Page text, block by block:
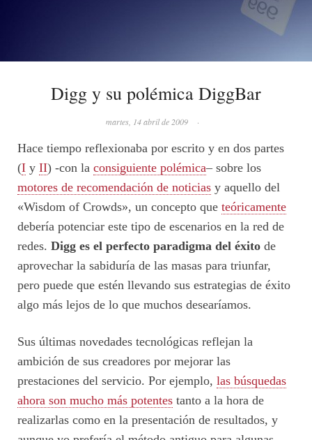
Digg y su polémica DiggBar
martes, 14 abril de 2009 ·
Hace tiempo reflexionaba por escrito y en dos partes
(I y II) -con la consiguiente polémica– sobre los
motores de recomendación de noticias y aquello del
«Wisdom of Crowds», un concepto que teóricamente
debería potenciar este tipo de escenarios en la red de
redes. Digg es el perfecto paradigma del éxito de
aprovechar la sabiduría de las masas para triunfar,
pero puede que estén llevando sus estrategias de éxito
algo más lejos de lo que muchos desearíamos.
Sus últimas novedades tecnológicas reflejan la
ambición de sus creadores por mejorar las
prestaciones del servicio. Por ejemplo, las búsquedas
ahora son mucho más potentes tanto a la hora de
realizarlas como en la presentación de resultados, y